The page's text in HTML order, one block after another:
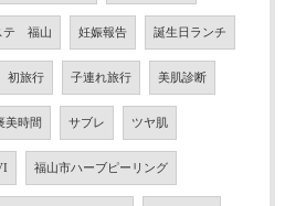
テ 福山 妊娠報告 誕生日ランチ
初旅行 子連れ旅行 美肌診断
美時間 サブレ ツヤ肌
福山市ハーブピーリング